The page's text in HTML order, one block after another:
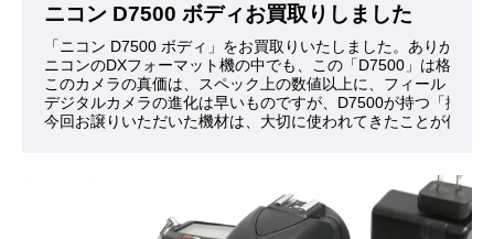
ニコン D7500 ボディお買取りしました
「ニコン D7500 ボディ」をお買取りいたしました。ありがとう
ニコンのDXフォーマット機の中でも、この「D7500」は格別
このカメラの真価は、スペック上の数値以上に、フィールドで
デジタルカメラの進化は早いものですが、D7500が持つ「撮る
今回お譲りいただいた機材は、大切に使われてきたことが伺え